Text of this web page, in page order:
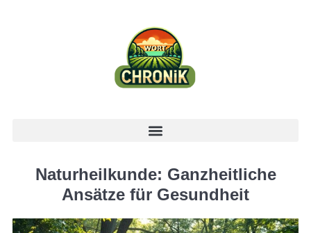
Naturheilkunde: Ganzheitliche
Ansätze für Gesundheit